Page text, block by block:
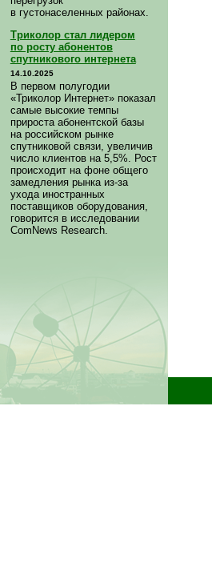
в густонаселенных районах.
Триколор стал лидером
по росту абонентов
спутникового интернета
14.10.2025
В первом полугодии
«Триколор Интернет» показал
самые высокие темпы
прироста абонентской базы
на российском рынке
спутниковой связи, увеличив
число клиентов на 5,5%. Рост
происходит на фоне общего
замедления рынка из-за
ухода иностранных
поставщиков оборудования,
говорится в исследовании
ComNews Research.